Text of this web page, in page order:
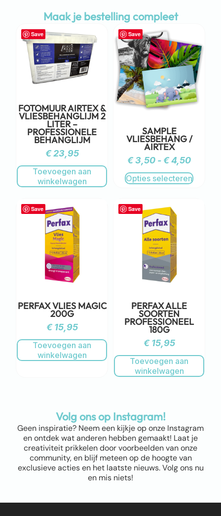
Maak je bestelling compleet
Save
FOTOMUUR AIRTEX &
VLIESBEHANGLIJM 2
LITER –
PROFESSIONELE
BEHANGLIJM
€23,95
Toevoegen aan
winkelwagen
Save
SAMPLE
VLIESBEHANG /
AIRTEX
€3,50 - €4,50
Opties selecteren
Save
PERFAX VLIES MAGIC
200G
€15,95
Toevoegen aan
winkelwagen
Save
PERFAX ALLE
SOORTEN
PROFESSIONEEL
180G
€15,95
Toevoegen aan
winkelwagen
Volg ons op Instagram!
Geen inspiratie? Neem een kijkje op onze Instagram
en ontdek wat anderen hebben gemaakt! Laat je
creativiteit prikkelen door voorbeelden van onze
community, en blijf meteen op de hoogte van
exclusieve acties en het laatste nieuws. Volg ons nu
en mis niets!